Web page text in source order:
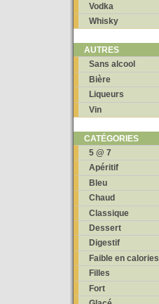
Vodka
Whisky
AUTRES
Sans alcool
Bière
Liqueurs
Vin
CATÉGORIES
5 @ 7
Apéritif
Bleu
Chaud
Classique
Dessert
Digestif
Faible en calories
Filles
Fort